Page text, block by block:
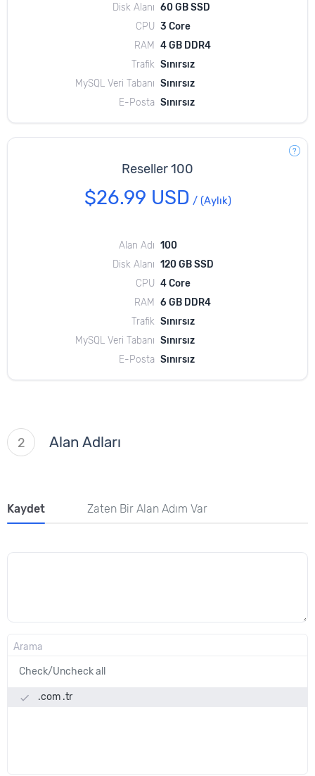
Disk Alanı 60 GB SSD
CPU 3 Core
RAM
4 GB DDR4
Trafik Sınırsız
MySQL Veri Tabanı Sınırsız
E-Posta Sınırsız
Reseller 100
$26.99 USD / (Aylık)
Alan Adı 100
Disk Alanı 120 GB SSD
CPU 4 Core
RAM
6 GB DDR4
Trafik Sınırsız
MySQL Veri Tabanı Sınırsız
E-Posta Sınırsız
2 Alan Adları
Kaydet Zaten Bir Alan Adım Var
Check/Uncheck all
done .com .tr